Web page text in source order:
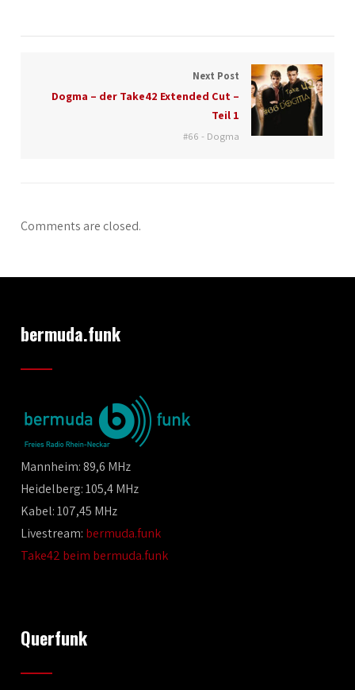
Next Post
Dogma – der Take42 Extended Cut –
Teil 1
#66 - Dogma
Comments are closed.
bermuda.funk
Mannheim: 89,6 MHz
Heidelberg: 105,4 MHz
Kabel: 107,45 MHz
Livestream: bermuda.funk
Take42 beim bermuda.funk
Querfunk